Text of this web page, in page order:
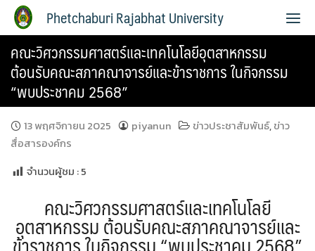
Phetchaburi Rajabhat University
คณะวิศวกรรมศาสตร์และเทคโนโลยีอุตสาหกรรม
ต้อนรับคณะสภาคณาจารย์และข้าราชการ ในกิจกรรม
“พบประชาคม 2568”
13 พฤศจิกายน 2025 piyanun ข่าวประชาสัมพันธ์,ข่าว
สื่อสารองค์กร
จำนวนผู้ชม :5
คณะวิศวกรรมศาสตร์และเทคโนโลยี
อุตสาหกรรม ต้อนรับคณะสภาคณาจารย์และ